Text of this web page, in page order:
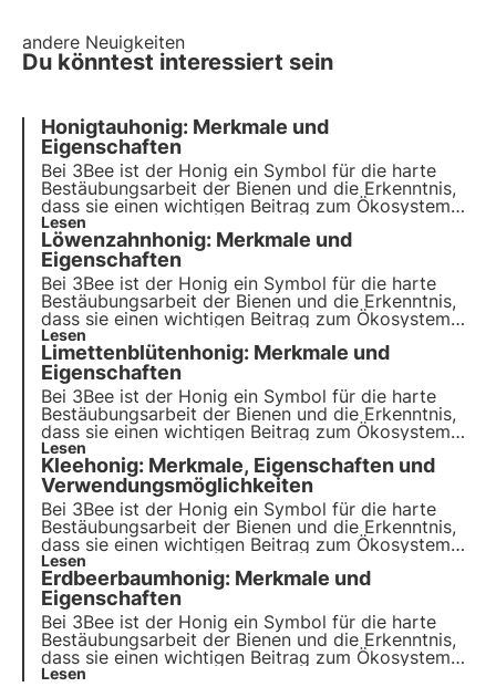
andere Neuigkeiten
Du könntest interessiert sein
Honigtauhonig: Merkmale und
Eigenschaften
Bei 3Bee ist der Honig ein Symbol für die harte
Bestäubungsarbeit der Bienen und die Erkenntnis,
dass sie einen wichtigen Beitrag zum Ökosystem
leisten. Unsere Projekte unterstützen die
biologische Vielfalt und sorgen durch unsere
Züchter für eine gesunde Umwelt für Bestäuber.
Lesen
Löwenzahnhonig: Merkmale und
Eigenschaften
Bei 3Bee ist der Honig ein Symbol für die harte
Bestäubungsarbeit der Bienen und die Erkenntnis,
dass sie einen wichtigen Beitrag zum Ökosystem
leisten. Unsere Projekte unterstützen die
Artenvielfalt und sorgen durch unsere Züchter für
eine gesunde Umwelt für Bestäuber.
Lesen
Limettenblütenhonig: Merkmale und
Eigenschaften
Bei 3Bee ist der Honig ein Symbol für die harte
Bestäubungsarbeit der Bienen und die Erkenntnis,
dass sie einen wichtigen Beitrag zum Ökosystem
leisten. Unsere Projekte unterstützen die
biologische Vielfalt und sorgen durch unsere
Züchter für eine gesunde Umwelt für Bestäuber.
Lesen
Kleehonig: Merkmale, Eigenschaften und
Verwendungsmöglichkeiten
Bei 3Bee ist der Honig ein Symbol für die harte
Bestäubungsarbeit der Bienen und die Erkenntnis,
dass sie einen wichtigen Beitrag zum Ökosystem
leisten. Unsere Projekte unterstützen die
biologische Vielfalt und sorgen durch unsere
Züchter für eine gesunde Umwelt für Bestäuber.
Lesen
Erdbeerbaumhonig: Merkmale und
Eigenschaften
Bei 3Bee ist der Honig ein Symbol für die harte
Bestäubungsarbeit der Bienen und die Erkenntnis,
dass sie einen wichtigen Beitrag zum Ökosystem
leisten. Unsere Projekte unterstützen die
Lesen